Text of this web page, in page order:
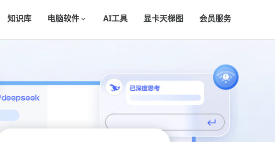
知识库 电脑软件 AI工具 显卡天梯图 会员服务